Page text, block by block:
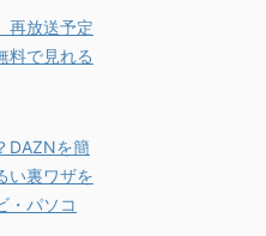
再放送予定
料で見れる
DAZNを簡
い裏ワザを
・パソコ